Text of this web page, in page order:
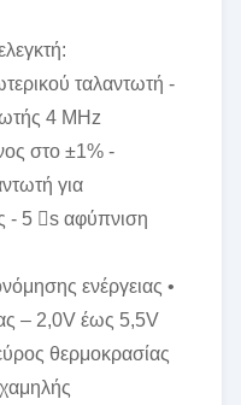
ταλαντωτή -
4 MHz
στο ±1% -
για
- 5 s αφύπνιση
ενέργειας •
– 2,0V έως 5,5V
θερμοκρασίας